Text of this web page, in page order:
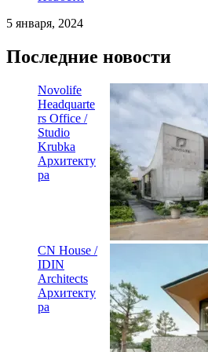
5 января, 2024
Последние новости
Novolife
Headquarte
rs Office /
Studio
Krubka
Архитекту
ра
CN House /
IDIN
Architects
Архитекту
ра